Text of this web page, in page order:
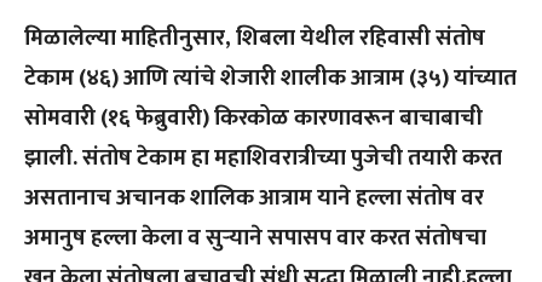
मिळालेल्या माहितीनुसार, शिबला येथील रहिवासी संतोष
टेकाम (४६) आणि त्यांचे शेजारी शालीक आत्राम (३५) यांच्यात
सोमवारी (१६ फेब्रुवारी) किरकोळ कारणावरून बाचाबाची
झाली. संतोष टेकाम हा महाशिवरात्रीच्या पुजेची तयारी करत
असतानाच अचानक शालिक आत्राम याने हल्ला संतोष वर
अमानुष हल्ला केला व सुऱ्याने सपासप वार करत संतोषचा